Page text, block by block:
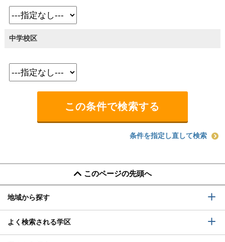
中学校区
条件を指定し直して検索
このページの先頭へ
地域から探す
よく検索される学区